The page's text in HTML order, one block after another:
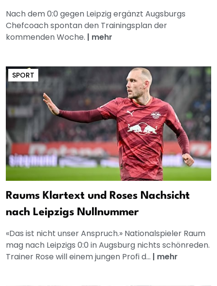
Nach dem 0:0 gegen Leipzig ergänzt Augsburgs
Chefcoach spontan den Trainingsplan der
kommenden Woche. | mehr
SPORT
Raums Klartext und Roses Nachsicht
nach Leipzigs Nullnummer
«Das ist nicht unser Anspruch.» Nationalspieler Raum
mag nach Leipzigs 0:0 in Augsburg nichts schönreden.
Trainer Rose will einem jungen Profi d... | mehr